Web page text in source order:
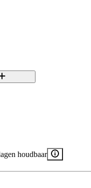
houdbaar